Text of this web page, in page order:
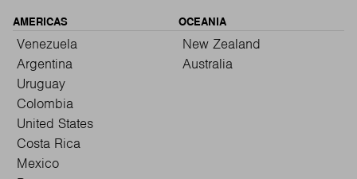
AMERICAS
Venezuela
Argentina
Uruguay
Colombia
United States
Costa Rica
Mexico
OCEANIA
New Zealand
Australia